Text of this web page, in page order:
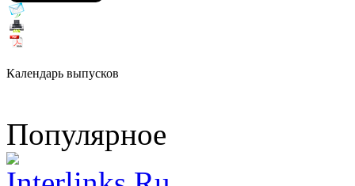
Календарь выпусков
Популярное